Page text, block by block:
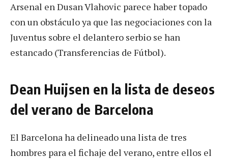
Arsenal en Dusan Vlahovic parece haber topado
con un obstáculo ya que las negociaciones con la
Juventus sobre el delantero serbio se han
estancado (Transferencias de Fútbol).
Dean Huijsen en la lista de deseos
del verano de Barcelona
El Barcelona ha delineado una lista de tres
hombres para el fichaje del verano, entre ellos el